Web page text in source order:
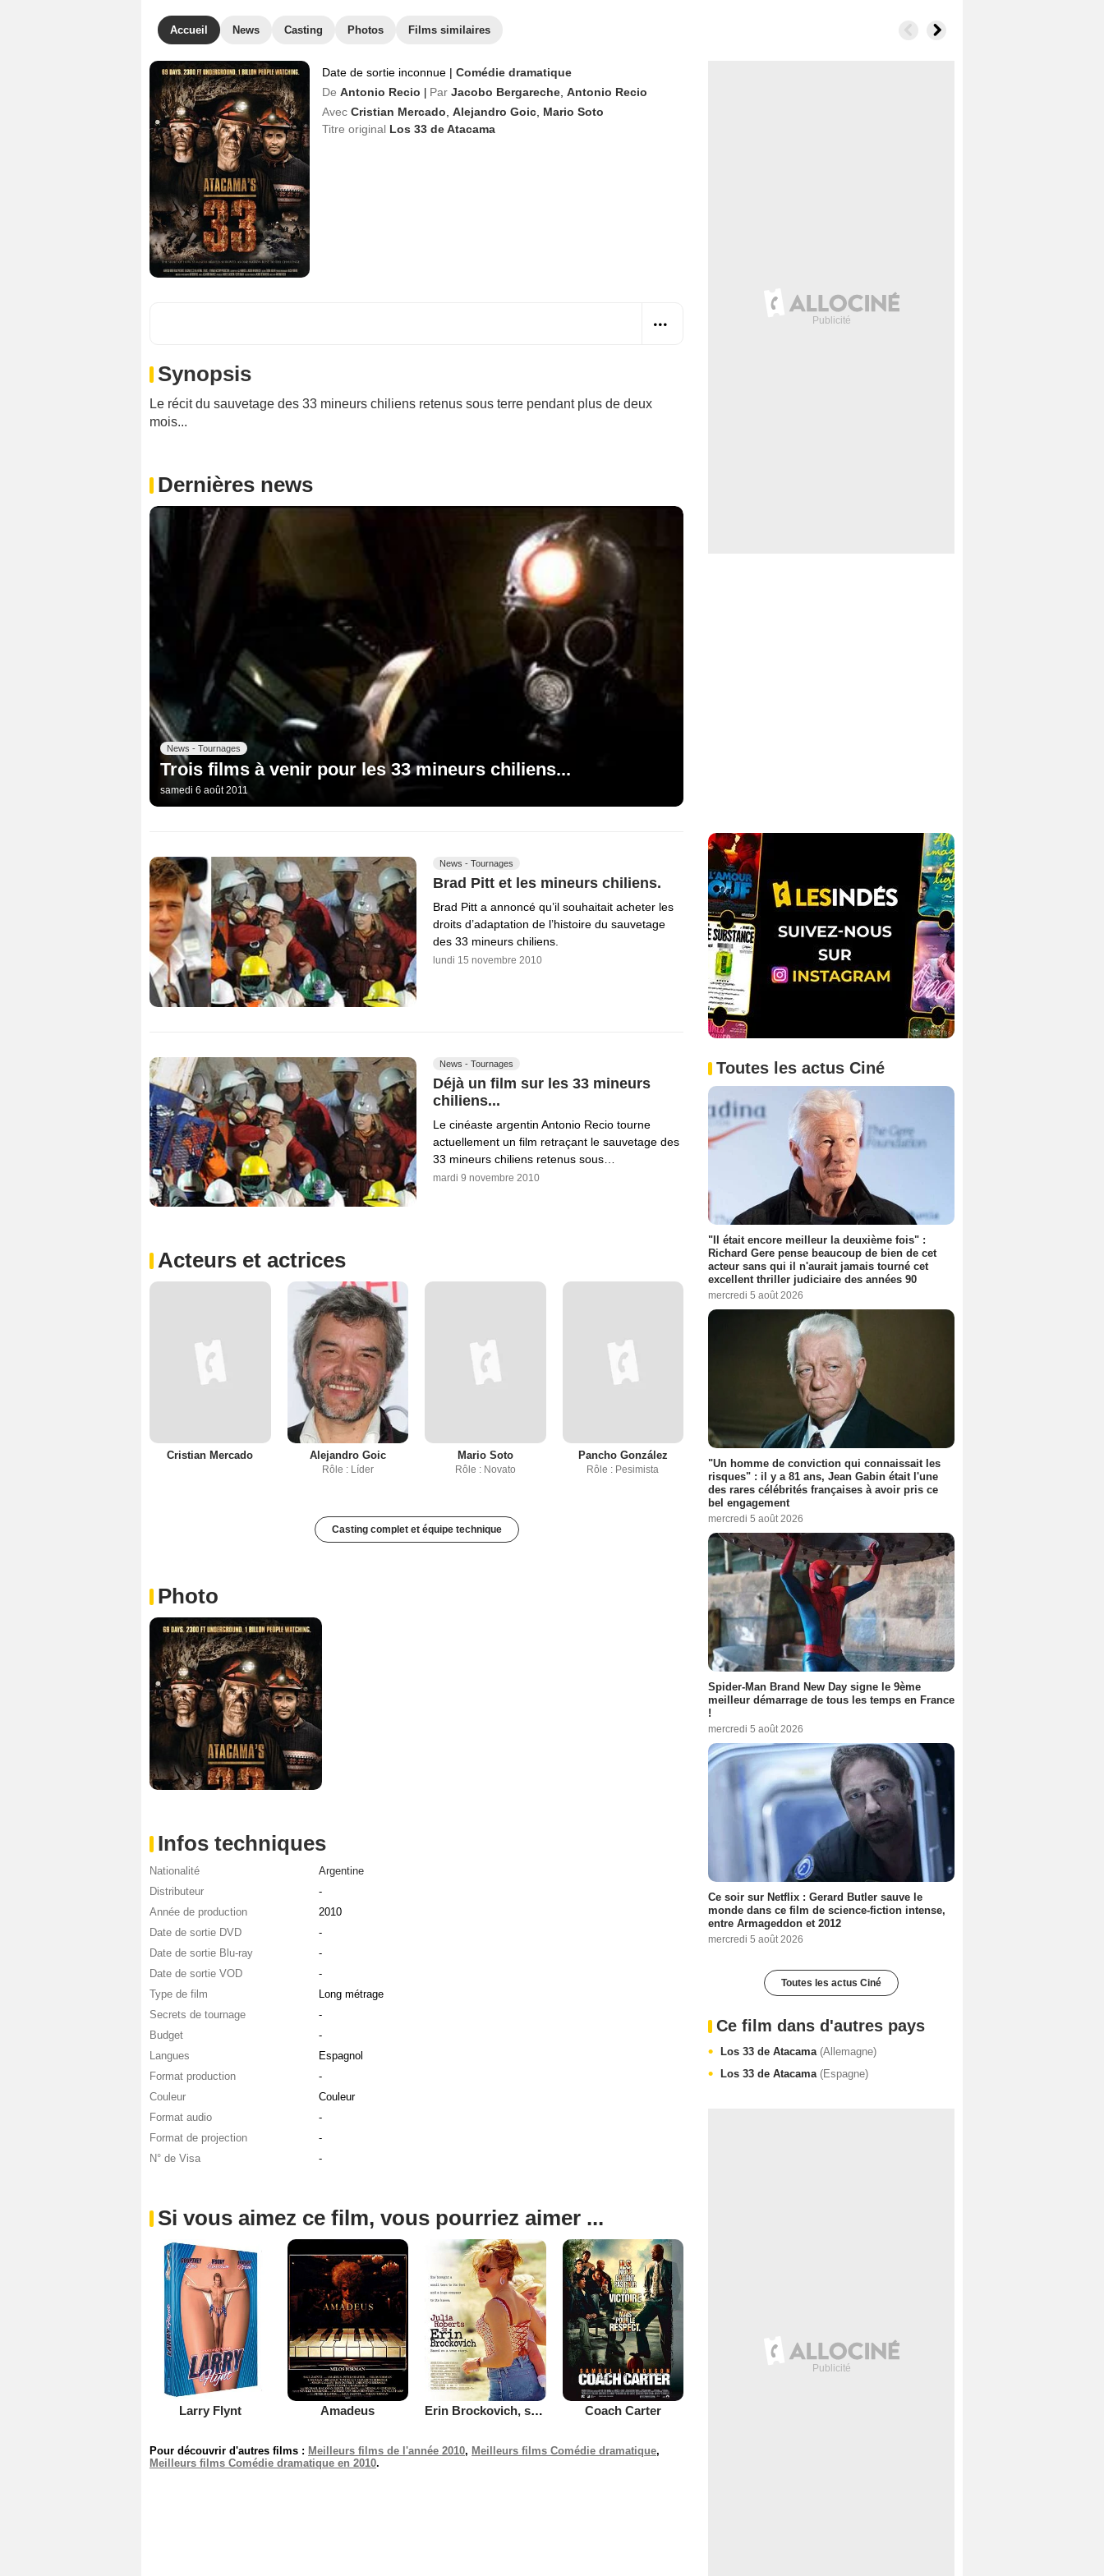
Accueil News Casting Photos Films similaires
Date de sortie inconnue | Comédie dramatique
De Antonio Recio Par Jacobo Bergareche Antonio Recio
Avec Cristian Mercado Alejandro Goic Mario Soto
Titre original Los 33 de Atacama
Synopsis
Le récit du sauvetage des 33 mineurs chiliens retenus sous terre pendant plus de deux
mois...
Dernières news
News - Tournages
Trois films à venir pour les 33 mineurs chiliens...
samedi 6 août 2011
News - Tournages
Brad Pitt et les mineurs chiliens.
Brad Pitt a annoncé qu’il souhaitait acheter les
droits d’adaptation de l’histoire du sauvetage
des 33 mineurs chiliens.
lundi 15 novembre 2010
News - Tournages
Déjà un film sur les 33 mineurs
chiliens...
Le cinéaste argentin Antonio Recio tourne
actuellement un film retraçant le sauvetage des
33 mineurs chiliens retenus sous…
mardi 9 novembre 2010
Acteurs et actrices
Cristian Mercado Alejandro Goic
Rôle : Líder
Mario Soto
Rôle : Novato
Pancho González
Rôle : Pesimista
Casting complet et équipe technique
Photo
Infos techniques
Nationalité
Argentine
Distributeur
-
Année de production
2010
Date de sortie DVD
-
Date de sortie Blu-ray
-
Date de sortie VOD
-
Type de film
Long métrage
Secrets de tournage
-
Budget
-
Langues
Espagnol
Format production
-
Couleur
Couleur
Format audio
-
Format de projection
-
N° de Visa
-
Si vous aimez ce film, vous pourriez aimer ...
Larry Flynt Amadeus Erin Brockovich, seule contre tous Coach Carter
Pour découvrir d'autres films : Meilleurs films de l'année 2010, Meilleurs films Comédie dramatique,
Meilleurs films Comédie dramatique en 2010.
Toutes les actus Ciné
"Il était encore meilleur la deuxième fois" :
Richard Gere pense beaucoup de bien de cet
acteur sans qui il n'aurait jamais tourné cet
excellent thriller judiciaire des années 90
mercredi 5 août 2026
"Un homme de conviction qui connaissait les
risques" : il y a 81 ans, Jean Gabin était l'une
des rares célébrités françaises à avoir pris ce
bel engagement
mercredi 5 août 2026
Spider-Man Brand New Day signe le 9ème
meilleur démarrage de tous les temps en France
!
mercredi 5 août 2026
Ce soir sur Netflix : Gerard Butler sauve le
monde dans ce film de science-fiction intense,
entre Armageddon et 2012
mercredi 5 août 2026
Toutes les actus Ciné
Ce film dans d'autres pays
Los 33 de Atacama (Allemagne)
Los 33 de Atacama (Espagne)